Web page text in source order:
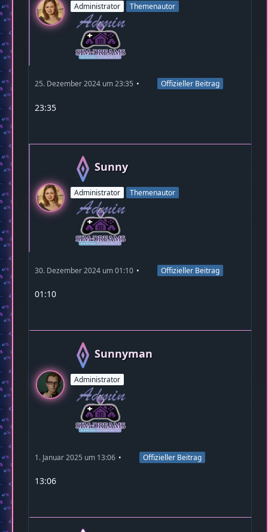
Administrator Themenautor
25. Dezember 2024 um 23:35 Offizieller Beitrag
23:35
Sunny
Administrator Themenautor
30. Dezember 2024 um 01:10 Offizieller Beitrag
01:10
Sunnyman
Administrator
1. Januar 2025 um 13:06 Offizieller Beitrag
13:06